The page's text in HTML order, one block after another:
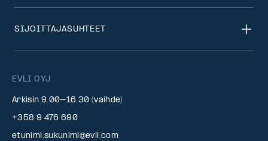
EVLI OYJ
Arkisin 9.00–16.30 (vaihde)
+358 9 476 690
etunimi.sukunimi@evli.com
SIJOITTAJASUHTEET